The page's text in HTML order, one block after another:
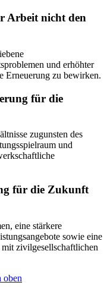
Arbeit nicht den
und erhöhter
Erneuerung zu bewirken.
für die
zugunsten des
und
für die Zukunft
eine stärkere
sowie eine
zivilgesellschaftlichen
oben